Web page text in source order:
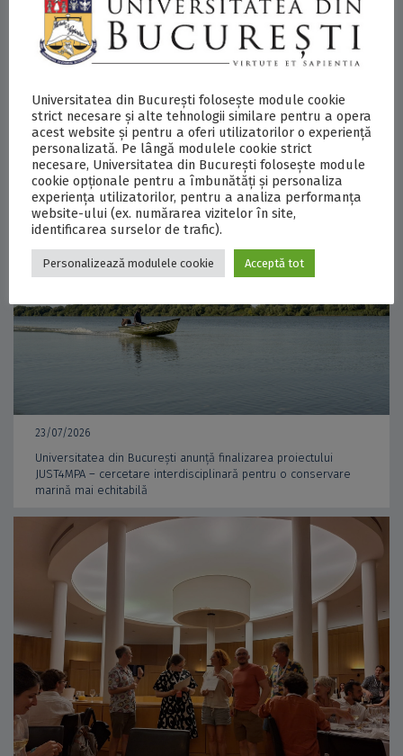
23/07/2026
Bucureștiul găzduiește cea de-a XXIII-a ediție a Olimpiadei
23/07/2026
Universitatea din București anunță finalizarea proiectului
JUST4MPA – cercetare interdisciplinară pentru o conservare
marină mai echitabilă
Universitatea din București folosește module cookie
strict necesare și alte tehnologii similare pentru a opera
acest website și pentru a oferi utilizatorilor o experiență
personalizată. Pe lângă modulele cookie strict
necesare, Universitatea din București folosește module
cookie opționale pentru a îmbunătăți și personaliza
experiența utilizatorilor, pentru a analiza performanța
website-ului (ex. numărarea vizitelor în site,
identificarea surselor de trafic).
Personalizează modulele cookie Acceptă tot